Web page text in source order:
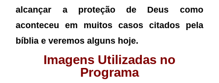
alcançar a proteção de Deus como
aconteceu em muitos casos citados pela
bíblia e veremos alguns hoje.
Imagens Utilizadas no
Programa